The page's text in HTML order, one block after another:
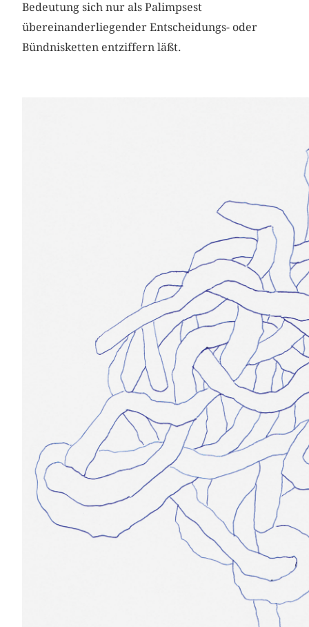
Bedeutung sich nur als Palimpsest
übereinanderliegender Entscheidungs- oder
Bündnisketten entziffern läßt.